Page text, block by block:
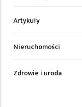
Artykuły
Nieruchomości
Zdrowie i uroda